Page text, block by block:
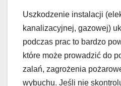
Uszkodzenie instalacji
kanalizacyjnej, gazowej)
podczas prac to bardzo
które może prowadzić do
zalań, zagrożenia
wybuchu. Jeśli nie